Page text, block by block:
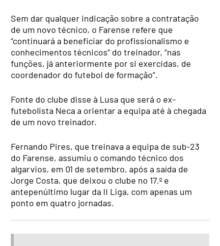
Sem dar qualquer indicação sobre a contratação
de um novo técnico, o Farense refere que
“continuará a beneficiar do profissionalismo e
conhecimentos técnicos” do treinador, “nas
funções, já anteriormente por si exercidas, de
coordenador do futebol de formação”.
Fonte do clube disse à Lusa que será o ex-
futebolista Neca a orientar a equipa até à chegada
de um novo treinador.
Fernando Pires, que treinava a equipa de sub-23
do Farense, assumiu o comando técnico dos
algarvios, em 01 de setembro, após a saída de
Jorge Costa, que deixou o clube no 17.º e
antepenúltimo lugar da II Liga, com apenas um
ponto em quatro jornadas.